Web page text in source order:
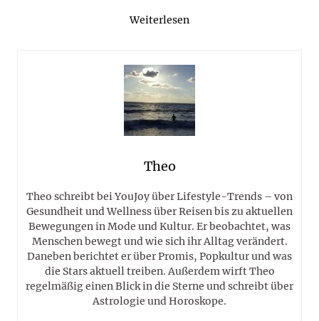
Weiterlesen
Theo
Theo schreibt bei YouJoy über Lifestyle-Trends – von
Gesundheit und Wellness über Reisen bis zu aktuellen
Bewegungen in Mode und Kultur. Er beobachtet, was
Menschen bewegt und wie sich ihr Alltag verändert.
Daneben berichtet er über Promis, Popkultur und was
die Stars aktuell treiben. Außerdem wirft Theo
regelmäßig einen Blick in die Sterne und schreibt über
Astrologie und Horoskope.